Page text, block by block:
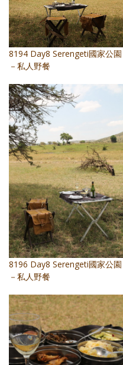
8194 Day8 Serengeti國家公園
－私人野餐
8196 Day8 Serengeti國家公園
－私人野餐